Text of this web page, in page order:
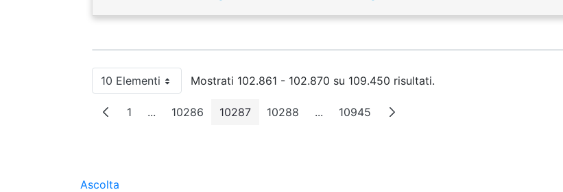
10 ElementiPer paginaMostrati 102.861 - 102.870 su 109.450 risultati.
Pagina
1 ...Pagine intermedie
Pagina
10286 Pagina
10287 Pagina
10288 ...Pagine intermedie
Pagina
10945
Ascolta